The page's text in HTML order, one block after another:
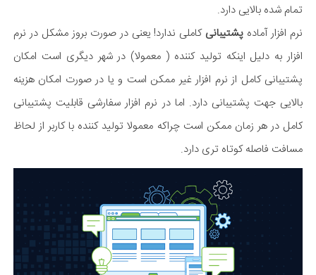
تمام شده بالایی دارد.
نرم افزار آماده پشتیبانی کاملی ندارد! یعنی در صورت بروز مشکل در نرم
افزار به دلیل اینکه تولید کننده ( معمولا) در شهر دیگری است امکان
پشتیبانی کامل از نرم افزار غیر ممکن است و یا در صورت امکان هزینه
بالایی جهت پشتیبانی دارد. اما در نرم افزار سفارشی قابلیت پشتیبانی
کامل در هر زمان ممکن است چراکه معمولا تولید کننده با کاربر از لحاظ
مسافت فاصله کوتاه تری دارد.